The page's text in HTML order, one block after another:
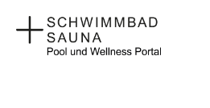
Inhalt
springen